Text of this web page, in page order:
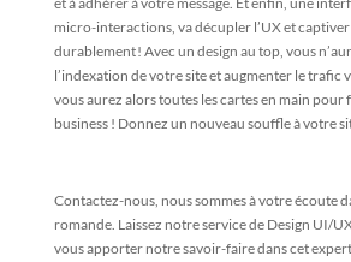
micro-interactions, va décupler l’UX et
durablement ! Avec un design au top, vous
l’indexation de votre site et augmenter le trafic
vous aurez alors toutes les cartes en main
business ! Donnez un nouveau souffle à votre
Contactez-nous, nous sommes à votre écoute
romande. Laissez notreservice de Design UI/
vous apporter notre savoir-faire dans cet